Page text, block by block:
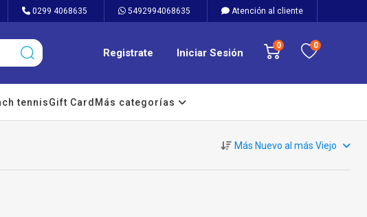
0299 4068635 5492994068635 Atención al cliente
Registrate Iniciar Sesión
0 0
tennisGift Card Más categorías